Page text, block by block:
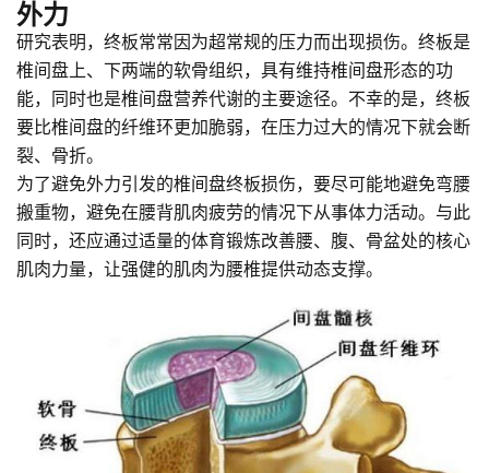
外力
研究表明，终板常常因为超常规的压力而出现损伤。终板是
椎间盘上、下两端的软骨组织，具有维持椎间盘形态的功
能，同时也是椎间盘营养代谢的主要途径。不幸的是，终板
要比椎间盘的纤维环更加脆弱，在压力过大的情况下就会断
裂、骨折。
为了避免外力引发的椎间盘终板损伤，要尽可能地避免弯腰
搬重物，避免在腰背肌肉疲劳的情况下从事体力活动。与此
同时，还应通过适量的体育锻炼改善腰、腹、骨盆处的核心
肌肉力量，让强健的肌肉为腰椎提供动态支撑。